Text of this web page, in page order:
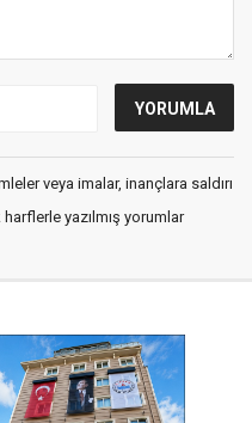
veya imalar, inançlara saldırı
yazılmış yorumlar